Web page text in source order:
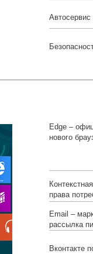
Edge –
нового
права
Email –
рассылка
Вконтакте